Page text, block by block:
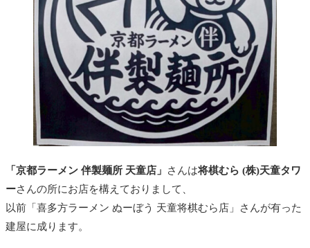
「京都ラーメン 伴製麺所 天童店」 さんは将棋むら (株)天童タワ
ーさんの所にお店を構えておりまして、
以前「喜多方ラーメン ぬーぼう 天童将棋むら店」さんが有った
建屋に成ります。